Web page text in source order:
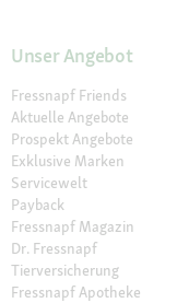
Unser Angebot
Fressnapf Friends
Aktuelle Angebote
Prospekt Angebote
Exklusive Marken
Servicewelt
Payback
Fressnapf Magazin
Dr. Fressnapf
Tierversicherung
Fressnapf Apotheke